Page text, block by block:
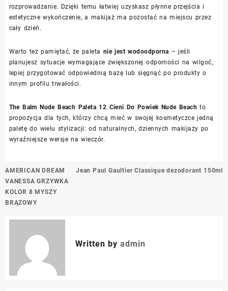
rozprowadzanie. Dzięki temu łatwiej uzyskasz płynne przejścia i
estetyczne wykończenie, a makijaż ma pozostać na miejscu przez
cały dzień.
Warto też pamiętać, że paleta nie jest wodoodporna – jeśli
planujesz sytuacje wymagające zwiększonej odporności na wilgoć,
lepiej przygotować odpowiednią bazę lub sięgnąć po produkty o
innym profilu trwałości.
The Balm Nude Beach Paleta 12 Cieni Do Powiek Nude Beach to
propozycja dla tych, którzy chcą mieć w swojej kosmetyczce jedną
paletę do wielu stylizacji: od naturalnych, dziennych makijaży po
wyraźniejsze wersje na wieczór.
Nawigacja
wpisu
AMERICAN DREAM
VANESSA GRZYWKA
KOLOR 8 MYSZY
BRĄZOWY
Jean Paul Gaultier Classique dezodorant 150ml
Written by admin